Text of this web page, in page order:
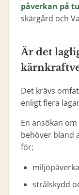
påverkan på
skärgård och
Är det
Det krävs
enligt flera
En ansökan
behöver bland
för:
strålskydd